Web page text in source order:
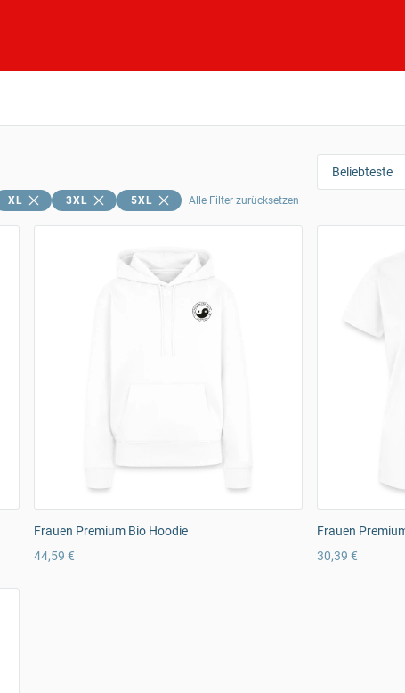
XL 3XL 5XL Alle Filter zurücksetzen
Frauen Premium Bio Hoodie
44,59 €
Frauen
30,39 €